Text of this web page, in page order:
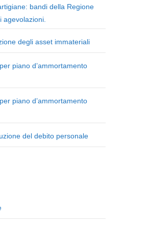
bandi della Regione
agevolazioni.
degli asset immateriali
piano d’ammortamento
piano d’ammortamento
del debito personale